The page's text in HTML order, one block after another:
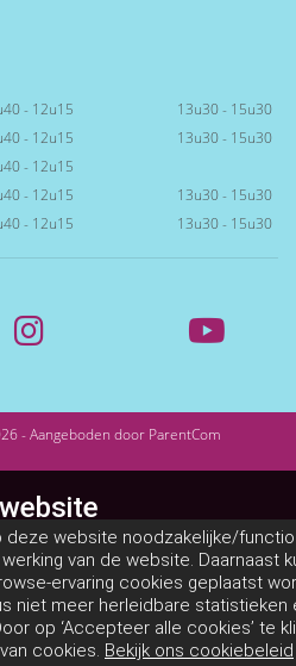
- 12u15
13u30 - 15u30
- 12u15
13u30 - 15u30
- 12u15
- 12u15
13u30 - 15u30
- 12u15 13u30 - 15u30
- Aangeboden door ParentCom
deze website noodzakelijke/
van de website. Daarnaast
ervaring cookies geplaatst
niet meer herleidbare statistieken
op ‘Accepteer alle cookies’ te
cookies. Bekijk ons cookiebeleid